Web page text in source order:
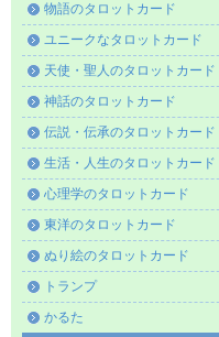
物語のタロットカード
ユニークなタロットカード
天使・聖人のタロットカード
神話のタロットカード
伝説・伝承のタロットカード
生活・人生のタロットカード
心理学のタロットカード
東洋のタロットカード
ぬり絵のタロットカード
トランプ
かるた